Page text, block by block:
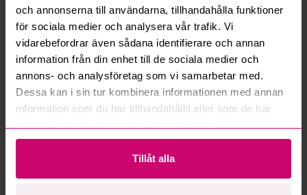
och annonserna till användarna, tillhandahålla funktioner
för sociala medier och analysera vår trafik. Vi
vidarebefordrar även sådana identifierare och annan
information från din enhet till de sociala medier och
annons- och analysföretag som vi samarbetar med.
Dessa kan i sin tur kombinera informationen med annan
information som du har tillhandahållit eller som de har
Tillåt alla
Läs fler frågor och svar
Mer från samma kategori
Samsung